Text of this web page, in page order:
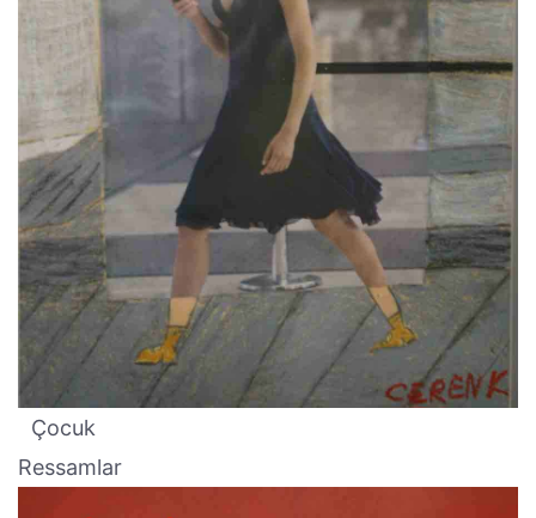
Çocuk
Ressamlar